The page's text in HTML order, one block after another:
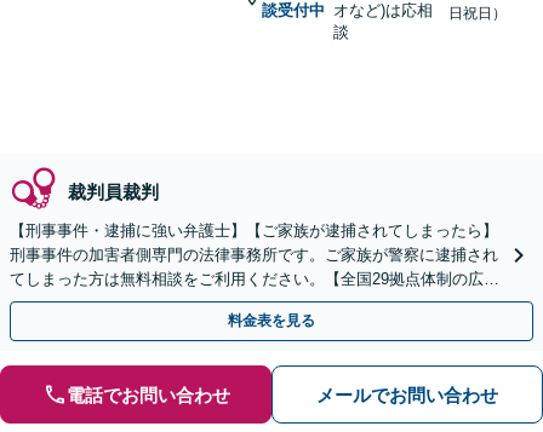
談受付中 オなど)は応相
談
日祝日）
裁判員裁判
【刑事事件・逮捕に強い弁護士】【ご家族が逮捕されてしまったら】
刑事事件の加害者側専門の法律事務所です。ご家族が警察に逮捕され
てしまった方は無料相談をご利用ください。【全国29拠点体制の広域
対応】【弁護士待機中/当日中の電話相談可(予約制)】
料金表を見る
電話でお問い合わせ メールでお問い合わせ